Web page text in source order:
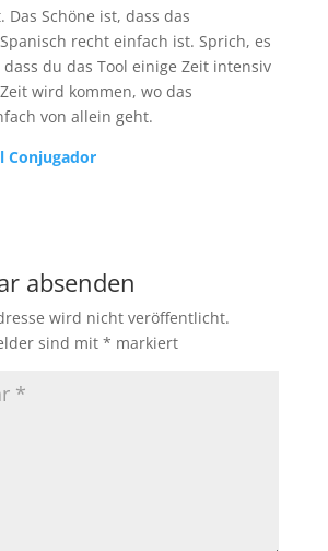
Das Schöne ist, dass das
recht einfach ist. Sprich, es
du das Tool einige Zeit intensiv
wird kommen, wo das
von allein geht.
Conjugador
absenden
wird nicht veröffentlicht.
sind mit * markiert